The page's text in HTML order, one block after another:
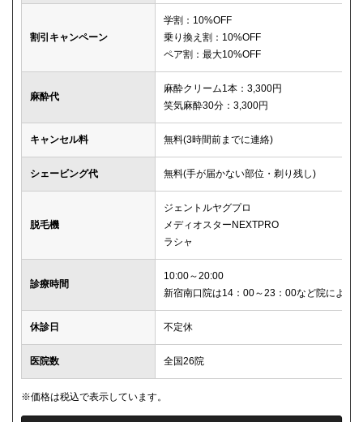
割引キャンペーン
学割：10%OFF
乗り換え割：10%OFF
ペア割：最大10%OFF
麻酔代
麻酔クリーム1本：3,300円
笑気麻酔30分：3,300円
キャンセル料 無料(3時間前までに連絡)
シェービング代 無料(手が届かない部位・剃り残し)
脱毛機
ジェントルヤグプロ
メディオスターNEXTPRO
ラシャ
診療時間
10:00～20:00
新宿南口院は14：00～23：00など院により
休診日 不定休
医院数 全国26院
※価格は税込で表示しています。